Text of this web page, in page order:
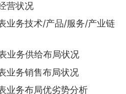
营状况
业务技术/产品/服务/产业链
业务供给布局状况
业务销售布局状况
业务布局优劣势分析